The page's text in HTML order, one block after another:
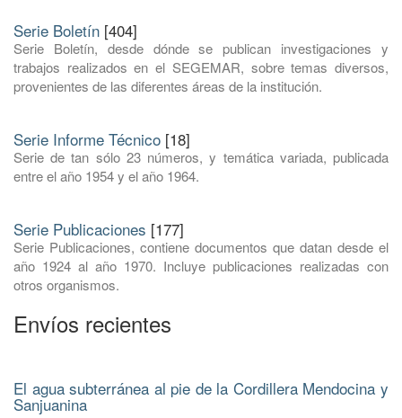
Serie Boletín [404]
Serie Boletín, desde dónde se publican investigaciones y
trabajos realizados en el SEGEMAR, sobre temas diversos,
provenientes de las diferentes áreas de la institución.
Serie Informe Técnico [18]
Serie de tan sólo 23 números, y temática variada, publicada
entre el año 1954 y el año 1964.
Serie Publicaciones [177]
Serie Publicaciones, contiene documentos que datan desde el
año 1924 al año 1970. Incluye publicaciones realizadas con
otros organismos.
Envíos recientes
El agua subterránea al pie de la Cordillera Mendocina y
Sanjuanina